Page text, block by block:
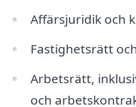
Affärsjuridik och
Fastighetsrätt
Arbetsrätt,
och